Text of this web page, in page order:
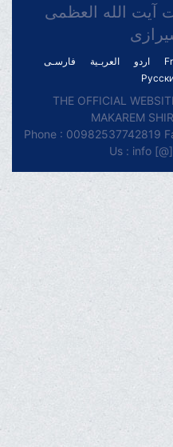
آیت الله العظمی
فارسـی العربـیة اردو
THE OFFICIAL
MAKAREM
Phone : 00982537742819
Us : info